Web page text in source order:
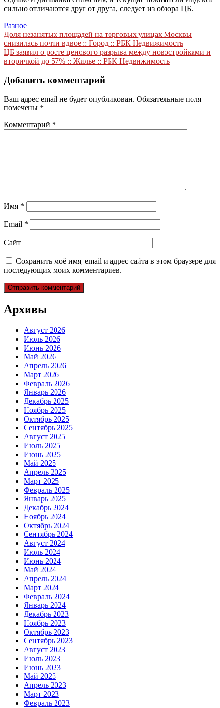
сильно отличаются друг от друга, следует из обзора ЦБ.
Разное
Навигация
по
записям
Доля незанятых площадей на торговых улицах Москвы
снизилась почти вдвое :: Город :: РБК Недвижимость
ЦБ заявил о росте ценового разрыва между новостройками и
вторичкой до 57% :: Жилье :: РБК Недвижимость
Добавить комментарий
Ваш адрес email не будет опубликован. Обязательные поля
помечены *
Комментарий *
Имя *
Email *
Сайт
Сохранить моё имя, email и адрес сайта в этом браузере для
последующих моих комментариев.
Архивы
Август 2026
Июль 2026
Июнь 2026
Май 2026
Апрель 2026
Март 2026
Февраль 2026
Январь 2026
Декабрь 2025
Ноябрь 2025
Октябрь 2025
Сентябрь 2025
Август 2025
Июль 2025
Июнь 2025
Май 2025
Апрель 2025
Март 2025
Февраль 2025
Январь 2025
Декабрь 2024
Ноябрь 2024
Октябрь 2024
Сентябрь 2024
Август 2024
Июль 2024
Июнь 2024
Май 2024
Апрель 2024
Март 2024
Февраль 2024
Январь 2024
Декабрь 2023
Ноябрь 2023
Октябрь 2023
Сентябрь 2023
Август 2023
Июль 2023
Июнь 2023
Май 2023
Апрель 2023
Март 2023
Февраль 2023